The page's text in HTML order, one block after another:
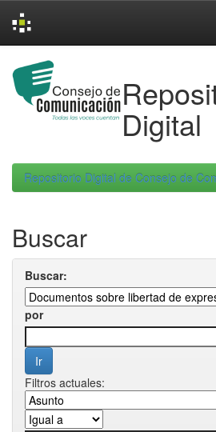
navigation
Digital
Repositorio Digital de Consejo de
Buscar
Buscar:
por
Filtros actuales: